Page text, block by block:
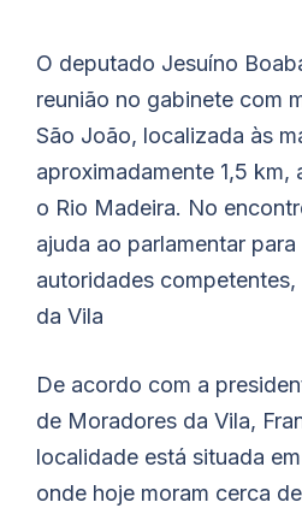
O deputado Jesuíno
reunião no gabinete com
São João, localizada às
aproximadamente 1,5
o Rio Madeira. No
ajuda ao parlamentar
autoridades
da Vila
De acordo com a
de Moradores da Vila,
localidade está situada
onde hoje moram cerca